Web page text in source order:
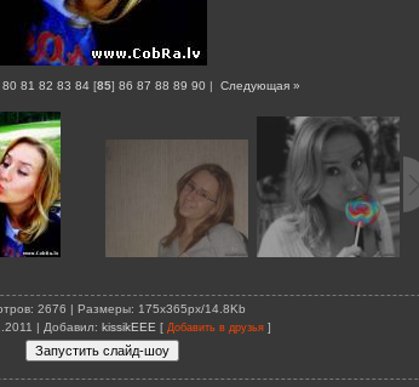
80 81 82 83 84 [85] 86 87 88 89 90 | Следующая »
: 2676 | Размеры: 175x365px/14.8Kb
| Добавил: kissikEEE [ Добавить в друзья ]